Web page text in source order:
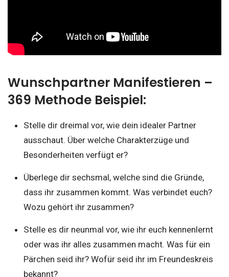
Wunschpartner Manifestieren –
369 Methode Beispiel:
Stelle dir dreimal vor, wie dein idealer Partner
ausschaut. Über welche Charakterzüge und
Besonderheiten verfügt er?
Überlege dir sechsmal, welche sind die Gründe,
dass ihr zusammen kommt. Was verbindet euch?
Wozu gehört ihr zusammen?
Stelle es dir neunmal vor, wie ihr euch kennenlernt
oder was ihr alles zusammen macht. Was für ein
Pärchen seid ihr? Wofür seid ihr im Freundeskreis
bekannt?